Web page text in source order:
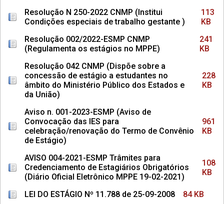
Resolução N 250-2022 CNMP (Institui
Condições especiais de trabalho gestante )
113
KB
Resolução 002/2022-ESMP CNMP
(Regulamenta os estágios no MPPE)
241
KB
Resolução 042 CNMP (Dispõe sobre a
concessão de estágio a estudantes no
âmbito do Ministério Público dos Estados e
da União)
228
KB
Aviso n. 001-2023-ESMP (Aviso de
Convocação das IES para
celebração/renovação do Termo de Convênio
de Estágio)
961
KB
AVISO 004-2021-ESMP Trâmites para
Credenciamento de Estagiários Obrigatórios
(Diário Oficial Eletrônico MPPE 19-02-2021)
108
KB
LEI DO ESTÁGIO Nº 11.788 de 25-09-2008 84 KB